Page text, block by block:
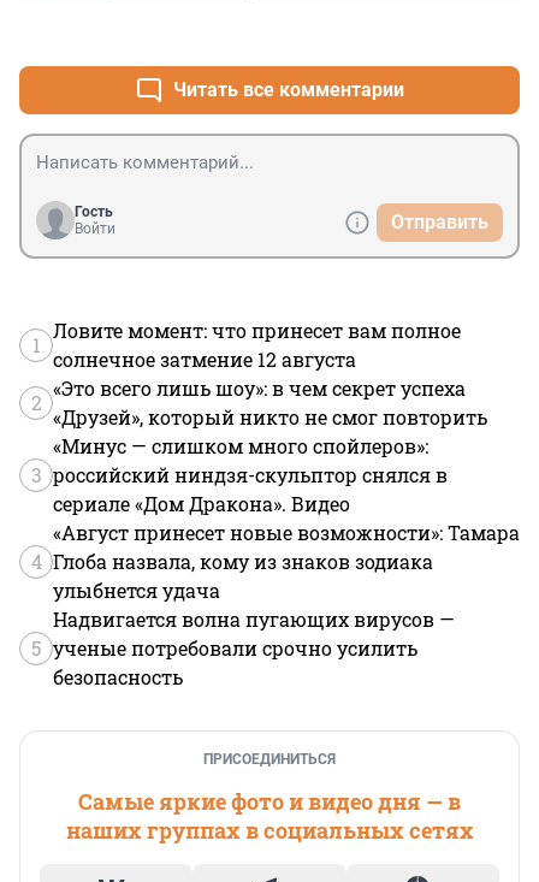
Читать все комментарии
Гость
Войти
Отправить
1
Ловите момент: что принесет вам полное
солнечное затмение 12 августа
2
«Это всего лишь шоу»: в чем секрет успеха
«Друзей», который никто не смог повторить
3
«Минус — слишком много спойлеров»:
российский ниндзя-скульптор снялся в
сериале «Дом Дракона». Видео
4
«Август принесет новые возможности»: Тамара
Глоба назвала, кому из знаков зодиака
улыбнется удача
5
Надвигается волна пугающих вирусов —
ученые потребовали срочно усилить
безопасность
ПРИСОЕДИНИТЬСЯ
Самые яркие фото и видео дня — в
наших группах в социальных сетях